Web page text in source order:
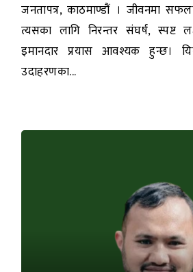
जनतापत्र, काठमाण्डौं । जीवनमा
त्यसका लागि निरन्तर संघर्ष,
इमानदार प्रयास आवश्यक हुन्छ।
उदाहरणका...